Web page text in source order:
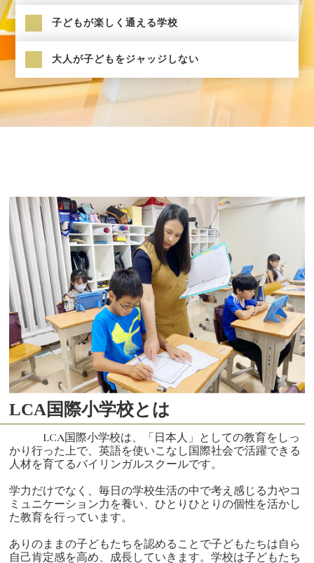
子どもが楽しく通える学校
大人が子どもをジャッジしない
LCA国際小学校とは
LCA国際小学校は、「日本人」としての教育をしっ
かり行った上で、英語を使いこなし国際社会で活躍できる
人材を育てるバイリンガルスクールです。
学力だけでなく、毎日の学校生活の中で考え感じる力やコ
ミュニケーション力を養い、ひとりひとりの個性を活かし
た教育を行っています。
ありのままの子どもたちを認めることで子どもたちは自ら
自己肯定感を高め、成長していきます。学校は子どもたち